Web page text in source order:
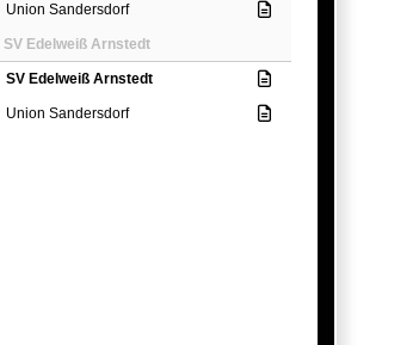
Union Sandersdorf
SV Edelweiß Arnstedt
SV Edelweiß Arnstedt
Union Sandersdorf